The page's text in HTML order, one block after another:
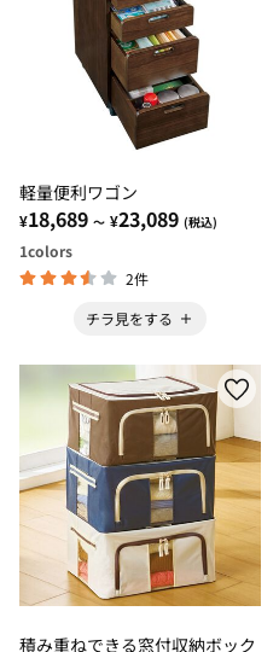
軽量便利ワゴン
¥18,689 ～ ¥23,089 (税込)
1colors
2件
チラ見をする
積み重ねできる窓付収納ボック